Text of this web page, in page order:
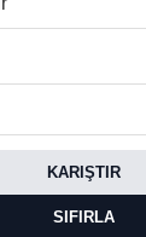
KARIŞTIR
SIFIRLA